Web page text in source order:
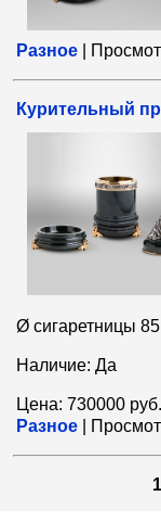
Разное
Курительный
Ø сигаретницы
Наличие: Да
Цена: 730000 руб.
Разное